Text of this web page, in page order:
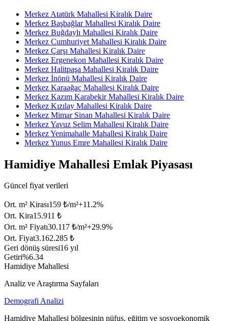
Merkez Atatürk Mahallesi Kiralık Daire
Merkez Başbağlar Mahallesi Kiralık Daire
Merkez Buğdaylı Mahallesi Kiralık Daire
Merkez Cumhuriyet Mahallesi Kiralık Daire
Merkez Çarşı Mahallesi Kiralık Daire
Merkez Ergenekon Mahallesi Kiralık Daire
Merkez Halitpaşa Mahallesi Kiralık Daire
Merkez İnönü Mahallesi Kiralık Daire
Merkez Karaağaç Mahallesi Kiralık Daire
Merkez Kazım Karabekir Mahallesi Kiralık Daire
Merkez Kızılay Mahallesi Kiralık Daire
Merkez Mimar Sinan Mahallesi Kiralık Daire
Merkez Yavuz Selim Mahallesi Kiralık Daire
Merkez Yenimahalle Mahallesi Kiralık Daire
Merkez Yunus Emre Mahallesi Kiralık Daire
Hamidiye Mahallesi Emlak Piyasası
Güncel fiyat verileri
Ort. m² Kirası159 ₺/m²+11.2%
Ort. Kira15.911 ₺
Ort. m² Fiyatı30.117 ₺/m²+29.9%
Ort. Fiyat3.162.285 ₺
Geri dönüş süresi16 yıl
Getiri%6.34
Hamidiye Mahallesi
Analiz ve Araştırma Sayfaları
Demografi Analizi
Hamidiye Mahallesi bölgesinin nüfus, eğitim ve sosyoekonomik